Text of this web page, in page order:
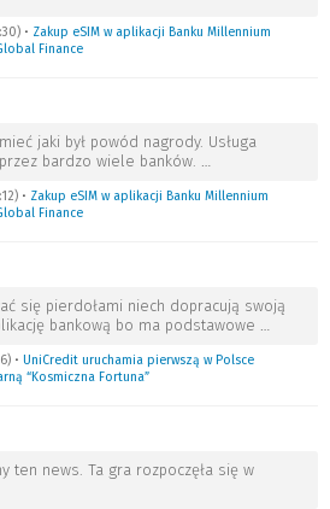
• Zakup eSIM w aplikacji Banku Millennium
Finance
jaki był powód nagrody. Usługa
bardzo wiele banków.
• Zakup eSIM w aplikacji Banku Millennium
Finance
się pierdołami niech dopracują swoją
bankową bo ma podstawowe
• UniCredit uruchamia pierwszą w Polsce
“Kosmiczna Fortuna”
ten news. Ta gra rozpoczęła się w